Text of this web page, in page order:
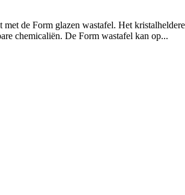
de Form glazen wastafel. Het
chemicaliën. De Form wastafel kan op...